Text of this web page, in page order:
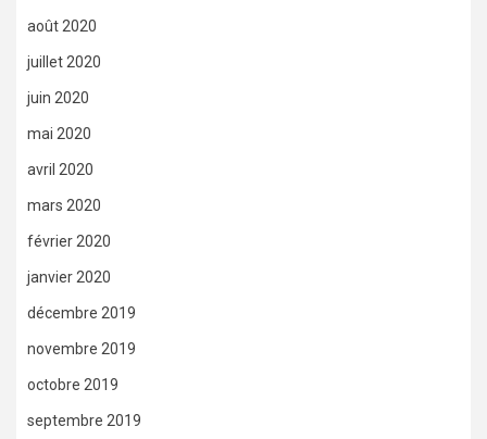
août 2020
juillet 2020
juin 2020
mai 2020
avril 2020
mars 2020
février 2020
janvier 2020
décembre 2019
novembre 2019
octobre 2019
septembre 2019